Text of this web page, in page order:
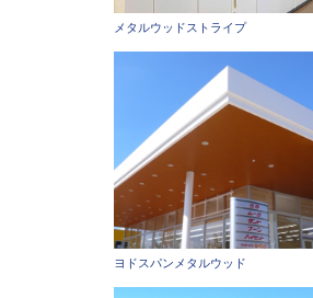
メタルウッドストライプ
ヨドスパンメタルウッド